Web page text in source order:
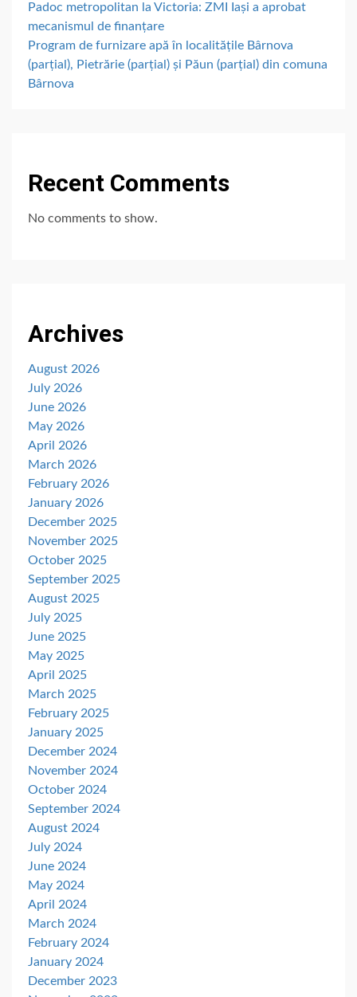
Padoc metropolitan la Victoria: ZMI Iași a aprobat
mecanismul de finanțare
Program de furnizare apă în localitățile Bârnova
(parțial), Pietrărie (parțial) și Păun (parțial) din comuna
Bârnova
Recent Comments
No comments to show.
Archives
August 2026
July 2026
June 2026
May 2026
April 2026
March 2026
February 2026
January 2026
December 2025
November 2025
October 2025
September 2025
August 2025
July 2025
June 2025
May 2025
April 2025
March 2025
February 2025
January 2025
December 2024
November 2024
October 2024
September 2024
August 2024
July 2024
June 2024
May 2024
April 2024
March 2024
February 2024
January 2024
December 2023